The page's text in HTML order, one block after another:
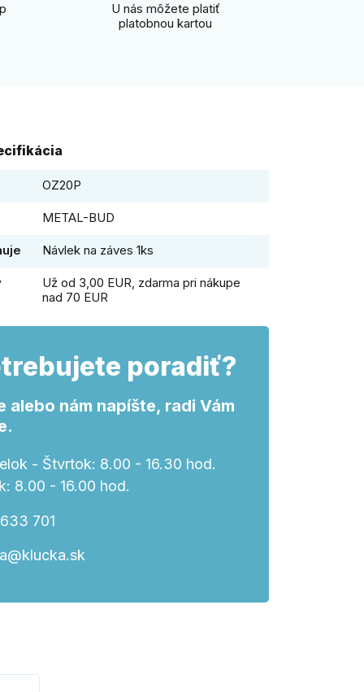
U nás môžete platiť
platobnou kartou
OZ20P
METAL-BUD
Návlek na záves 1ks
Už od 3,00 EUR, zdarma pri nákupe
nad 70 EUR
poradiť?
alebo nám napíšte, radi Vám
- Štvrtok: 8.00 - 16.30 hod.
8.00 - 16.00 hod.
701